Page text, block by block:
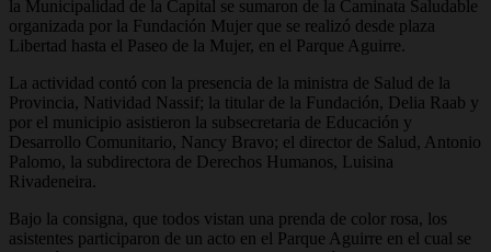
la Municipalidad de la Capital se sumaron de la Caminata Saludable
organizada por la Fundación Mujer que se realizó desde plaza
Libertad hasta el Paseo de la Mujer, en el Parque Aguirre.
La actividad contó con la presencia de la ministra de Salud de la
Provincia, Natividad Nassif; la titular de la Fundación, Delia Raab y
por el municipio asistieron la subsecretaria de Educación y
Desarrollo Comunitario, Nancy Bravo; el director de Salud, Antonio
Palomo, la subdirectora de Derechos Humanos, Luisina
Rivadeneira.
Bajo la consigna, que todos vistan una prenda de color rosa, los
asistentes participaron de un acto en el Parque Aguirre en el cual se